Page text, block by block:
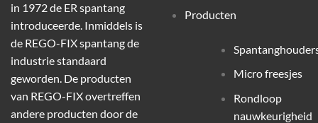
in 1972 de ER spantang
introduceerde. Inmiddels is
de REGO-FIX spantang de
industrie standaard
geworden. De producten
van REGO-FIX overtreffen
andere producten door de
Producten
Micro freesjes
Rondloop
nauwkeurigheid